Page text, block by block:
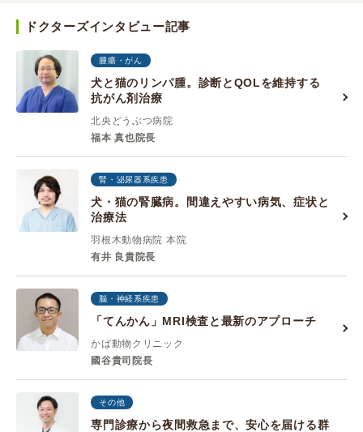
ドクターズインタビュー記事
腫瘍・がん
犬と猫のリンパ腫。診断とQOLを維持する
抗がん剤治療
北央どうぶつ病院
福本 真也院長
腎・泌尿器系疾患
犬・猫の腎臓病。間違えやすい病気、症状と
治療法
羽根木動物病院 本院
有井 良貴院長
脳・神経系疾患
「てんかん」MRI検査と最新のアプローチ
かば動物クリニック
國谷貴司院長
その他
専門診療から夜間救急まで、安心を届ける群